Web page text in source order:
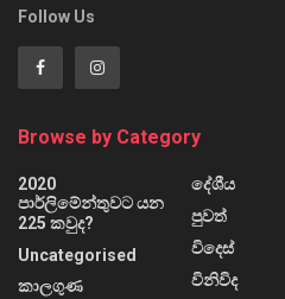
Follow Us
Browse by Category
2020
පාර්ලිමේන්තුවට යන
225 කවුද?
Uncategorised
කාලගුණ
දේශීය
පුවත්
විදෙස්
විනිවිද